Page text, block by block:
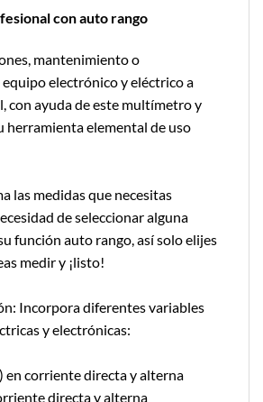
con auto rango
mantenimiento o
electrónico y eléctrico a
con ayuda de este multímetro y
herramienta elemental de uso
las medidas que necesitas
de seleccionar alguna
función auto rango, así solo elijes
medir y ¡listo!
Incorpora diferentes variables
y electrónicas:
en corriente directa y alterna
directa y alterna